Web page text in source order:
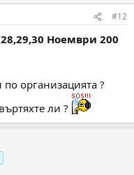
#12
Ноември 200
организацията ?
ли ?